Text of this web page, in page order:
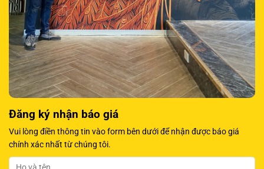
Đăng ký nhận báo giá
Vui lòng điền thông tin vào form bên dưới để nhận được báo giá
chính xác nhất từ chúng tôi.